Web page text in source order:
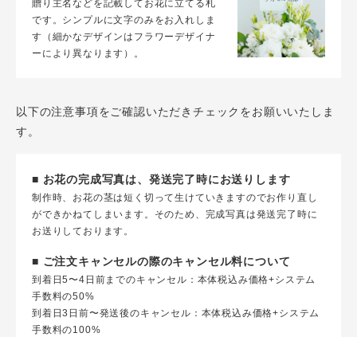
贈り主名などを記載してお花に立てる札
です。シンプルに文字のみをお入れしま
す（細かなデザインはフラワーデザイナ
ーにより異なります）。
以下の注意事項をご確認いただきチェックをお願いいたしま
す。
■ お花の完成写真は、発送完了時にお送りします
制作時、お花の茎は短く切って生けていきますのでお作り直し
ができかねてしまいます。そのため、完成写真は発送完了時に
お送りしております。
■ ご注文キャンセルの際のキャンセル料について
到着日5〜4日前までのキャンセル：本体税込み価格+システム
手数料の50%
到着日3日前〜発送後のキャンセル：本体税込み価格+システム
手数料の100%